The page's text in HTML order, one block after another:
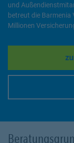
und
betreut die Barmenia
Millionen